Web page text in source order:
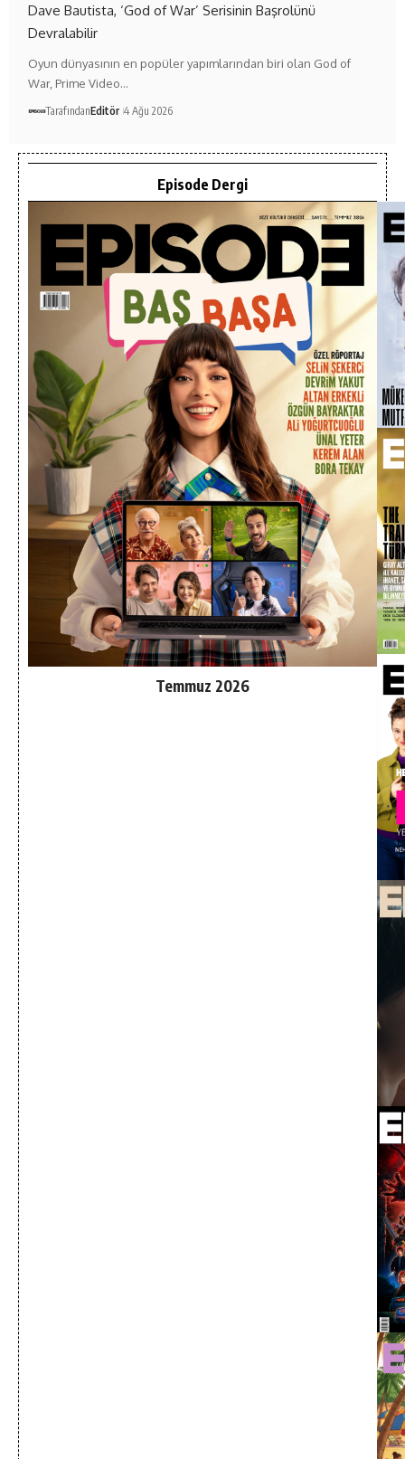
Dave Bautista, ‘God of War’ Serisinin Başrolünü
Devralabilir
Oyun dünyasının en popüler yapımlarından biri olan God of
War, Prime Video…
TarafındanEditör 4 Ağu 2026
Episode Dergi
Temmuz 2026